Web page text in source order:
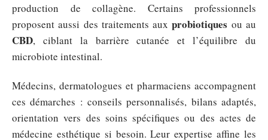
production de collagène. Certains professionnels
proposent aussi des traitements auxprobiotiques ou au
CBD, ciblant la barrière cutanée et l’équilibre du
microbiote intestinal.
Médecins, dermatologues et pharmaciens accompagnent
ces démarches : conseils personnalisés, bilans adaptés,
orientation vers des soins spécifiques ou des actes de
médecine esthétique si besoin. Leur expertise affine les